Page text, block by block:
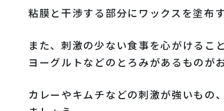
粘膜と干渉する部分にワックスを塗布
また、刺激の少ない食事を心がけるこ
ヨーグルトなどのとろみがあるものが
カレーやキムチなどの刺激が強いもの